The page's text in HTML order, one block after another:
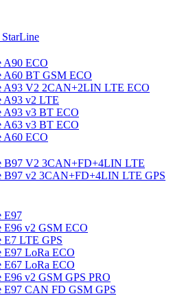
A90 ECO
A60 BT GSM ECO
A93 V2 2CAN+2LIN LTE ECO
A93 v2 LTE
A93 v3 BT ECO
A63 v3 BT ECO
A60 ECO
B97 V2 3CAN+FD+4LIN LTE
B97 v2 3CAN+FD+4LIN LTE GPS
E97
E96 v2 GSM ECO
E7 LTE GPS
E97 LoRa ECO
E67 LoRa ECO
E96 v2 GSM GPS PRO
E97 CAN FD GSM GPS